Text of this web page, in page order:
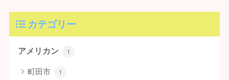
カテゴリー
アメリカン 1
町田市 1